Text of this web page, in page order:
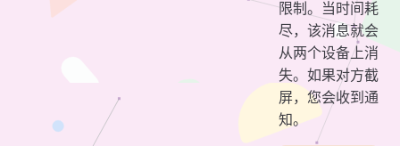
限制。当时间耗
尽，该消息就会
从两个设备上消
失。如果对方截
屏，您会收到通
知。